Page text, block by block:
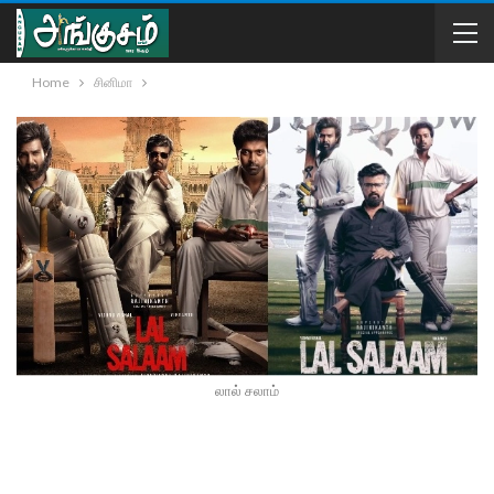
Home சினிமா
லால் சலாம்